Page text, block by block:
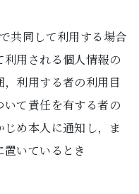
共同して利用する場合
用される個人情報の
利用する者の利用目
て責任を有する者の
め本人に通知し，ま
いているとき